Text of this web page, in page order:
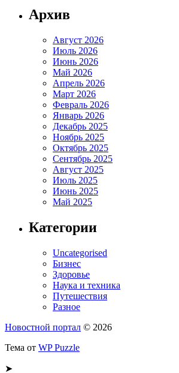
Архив
Август 2026
Июль 2026
Июнь 2026
Май 2026
Апрель 2026
Март 2026
Февраль 2026
Январь 2026
Декабрь 2025
Ноябрь 2025
Октябрь 2025
Сентябрь 2025
Август 2025
Июль 2025
Июнь 2025
Май 2025
Категории
Uncategorised
Бизнес
Здоровье
Наука и техника
Путешествия
Разное
Новостной портал © 2026
Тема от WP Puzzle
➤